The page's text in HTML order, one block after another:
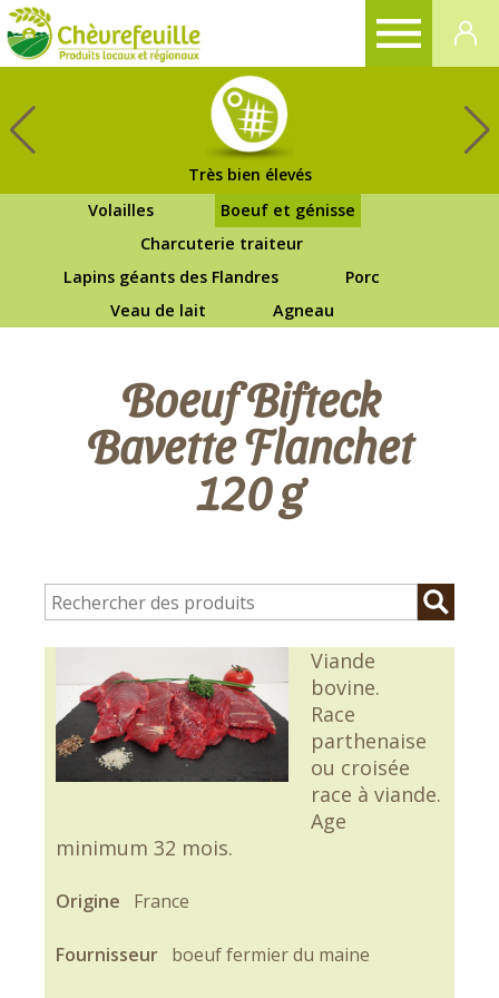
Très bien élevés
Volailles
Boeuf et génisse
Charcuterie traiteur
Lapins géants des Flandres
Porc
Veau de lait
Agneau
Boeuf Bifteck
Bavette Flanchet
120 g
Viande
bovine.
Race
parthenaise
ou croisée
race à viande.
Age
minimum 32 mois.
Origine France
Fournisseur boeuf fermier du maine